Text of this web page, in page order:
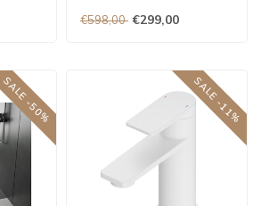
€598,00 €299,00
SALE -50% SALE -11%